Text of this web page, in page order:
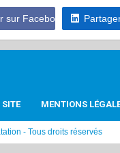
sur Facebook
MENTIONS
- Tous droits réservés